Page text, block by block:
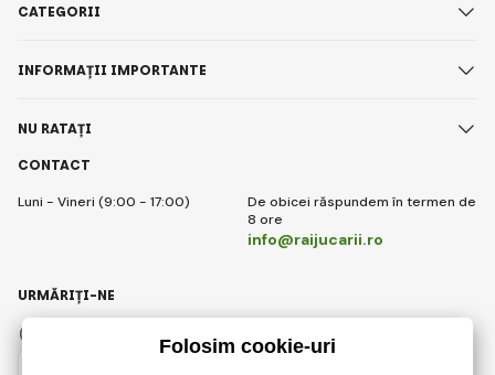
CONTACT
Luni - Vineri (9:00 - 17:00)
De obicei răspundem în termen de
8 ore
info@raijucarii.ro
CATEGORII
INFORMAȚII IMPORTANTE
NU RATAȚI
URMĂRIȚI-NE
Instagram